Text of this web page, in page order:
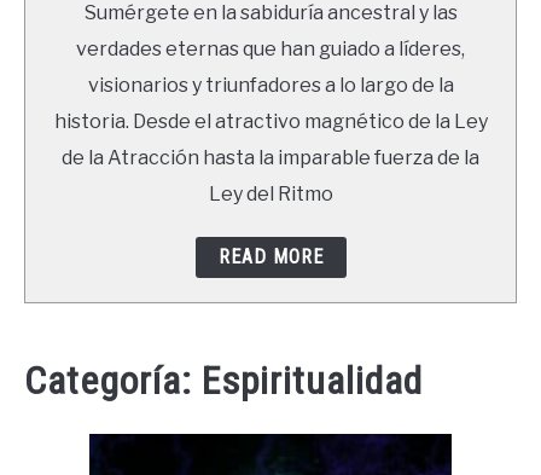
NEWSLETTER
Sumérgete en la sabiduría ancestral y las
verdades eternas que han guiado a líderes,
visionarios y triunfadores a lo largo de la
historia. Desde el atractivo magnético de la Ley
de la Atracción hasta la imparable fuerza de la
Ley del Ritmo
READ MORE
Categoría: Espiritualidad